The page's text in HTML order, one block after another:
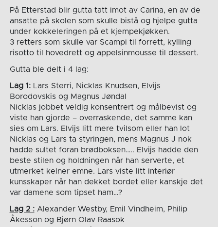
På Etterstad blir gutta tatt imot av Carina, en av de
ansatte på skolen som skulle bistå og hjelpe gutta
under kokkeleringen på et kjempekjøkken.
3 retters som skulle var Scampi til forrett, kylling
risotto til hovedrett og appelsinmousse til dessert.
Gutta ble delt i 4 lag:
Lag 1:Lars Sterri, Nicklas Knudsen, Elvijs
Borodovskis og Magnus Jøndal
Nicklas jobbet veldig konsentrert og målbevist og
viste han gjorde – overraskende, det samme kan
sies om Lars. Elvijs litt mere tvilsom eller han lot
Nicklas og Lars ta styringen, mens Magnus J nok
hadde sultet foran brødboksen….. Elvijs hadde den
beste stilen og holdningen når han serverte, et
utmerket kelner emne. Lars viste litt interiør
kunsskaper når han dekket bordet eller kanskje det
var damene som tipset ham…?
Lag 2 :Alexander Westby, Emil Vindheim, Philip
Åkesson og Bjørn Olav Raasok